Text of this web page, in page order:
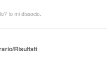
Io mi dissocio.
Risultati